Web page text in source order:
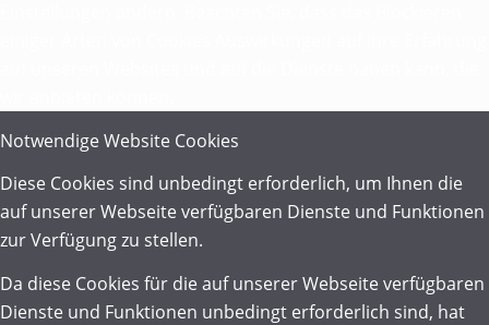
Notwendige Website Cookies
Diese Cookies sind unbedingt erforderlich, um Ihnen die
auf unserer Webseite verfügbaren Dienste und Funktionen
zur Verfügung zu stellen.
Da diese Cookies für die auf unserer Webseite verfügbaren
Dienste und Funktionen unbedingt erforderlich sind, hat